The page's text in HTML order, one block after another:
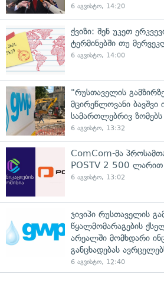
6 აგვისტო, 14:20
ქვიზი: შენ უკეთ
ტერმინებში თუ
6 აგვისტო, 14:00
"რუსთაველის
მცირეწლოვანი
სამართლებრივ ზომებს
6 აგვისტო, 13:32
ComCom-მა
POSTV 2 500 ლარით
6 აგვისტო, 13:02
ჯივიპი რუსთაველის
წყალმომარაგების
არეალში მომხდარი
განცხადებას
6 აგვისტო, 12:40